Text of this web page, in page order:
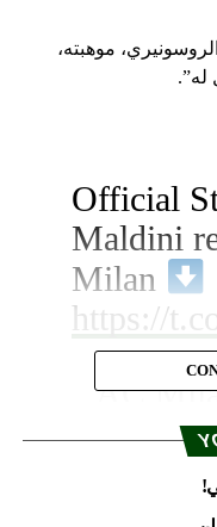
موهبته،
له”.
Official
Maldini
Milan
https://